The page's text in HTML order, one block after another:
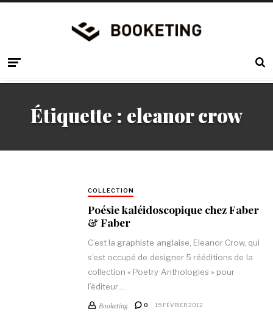
Étiquette : eleanor crow
COLLECTION
Poésie kaléidoscopique chez Faber
& Faber
C’est la graphiste anglaise, Eleanor Crow, qui
s’est occupé de designer 5 rééditions de la
collection « Poetry Anthologies » pour
l’éditeur…
Booketing 0 15 FÉVRIER 2012